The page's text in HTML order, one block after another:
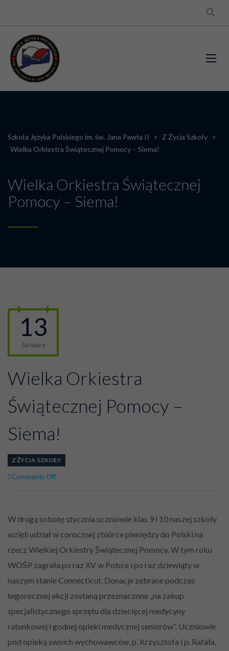
Szkoła Języka Polskiego im. św. Jana Pawła II > Z Życia Szkoły >
Wielka Orkiestra Świątecznej Pomocy – Siema!
Wielka Orkiestra Świątecznej
Pomocy – Siema!
13
January
Wielka Orkiestra
Świątecznej Pomocy –
Siema!
Z ŻYCIA SZKOŁY
Comments Offon
Pomocy
Siema!
W drugą sobotę stycznia uczniowie klas 9 i 10 naszej szkoły
wzięli udział w corocznej zbiórce pieniędzy do Polski na
rzecz Wielkiej Orkiestry Świątecznej Pomocy. W tym roku
WOŚP zagrała po raz XV w Polsce i po raz dziewiąty w
naszym stanie Connecticut. Donacje zebrane podczas
tegorocznej akcji zostaną przeznaczone „na zakup
specjalistycznego sprzętu dla dziecięcej medycyny
ratunkowej i godnej opieki medycznej seniorów”. Uczniowie
pod opieką swoich wychowawców, p. Krzysztofa i p. Rafała,